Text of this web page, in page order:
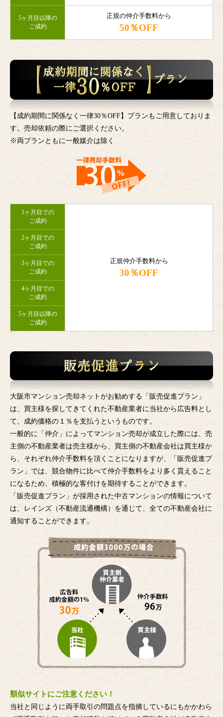
5ヶ月目以降の
ご成約
正規の仲介手数料から
50％OFF
【成約期間に関係なく一律30％OFF】プランもご用意しておりま
す。売却依頼の際にご選択ください。
※両プランともに一般媒介は除く
1ヶ月目での
ご成約
正規仲介手数料から
30％OFF
2ヶ月目での
ご成約
3ヶ月目での
ご成約
4ヶ月目での
ご成約
5ヶ月目以降の
ご成約
大阪市マンション売却ネットがお勧めする「販売促進プラン」
は、買主様を探してきてくれた不動産業者に当社から広告料とし
て、成約価格の１％を支払うというものです。
一般的に「仲介」によってマンション売却が成立した際には、売
主側の不動産業者は売主様から、買主側の不動産会社は買主様か
ら、それぞれ仲介手数料を頂くことになりますが、「販売促進プ
ラン」では、競合物件に比べて仲介手数料をより多く貰えること
になるため、積極的な客付けを期待することができます。
「販売促進プラン」が採用された中古マンションの情報について
は、レインズ（不動産流通機構）を通じて、全ての不動産会社に
通知することができます。
類似サイトにご注意ください！
当社と同じように両手取引の問題点を指摘しているにもかかわら